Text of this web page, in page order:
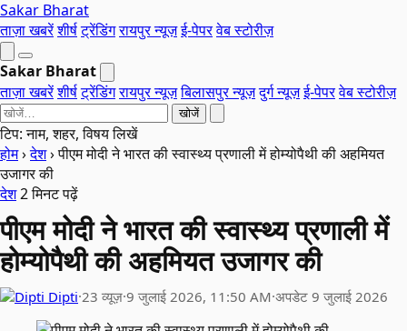
Sakar Bharat
ताज़ा खबरेंशीर्षट्रेंडिंगरायपुर न्यूज़ई-पेपरवेब स्टोरीज़
Sakar Bharat
ताज़ा खबरेंशीर्षट्रेंडिंगरायपुर न्यूज़बिलासपुर न्यूज़दुर्ग न्यूज़ई-पेपरवेब स्टोरीज़
खोजें
टिप: नाम, शहर, विषय लिखें
होम›देश›पीएम मोदी ने भारत की स्वास्थ्य प्रणाली में होम्योपैथी की अहमियत
उजागर की
देश2 मिनट पढ़ें
पीएम मोदी ने भारत की स्वास्थ्य प्रणाली में
होम्योपैथी की अहमियत उजागर की
Dipti·23 व्यूज़·9 जुलाई 2026, 11:50 AM·अपडेट 9 जुलाई 2026